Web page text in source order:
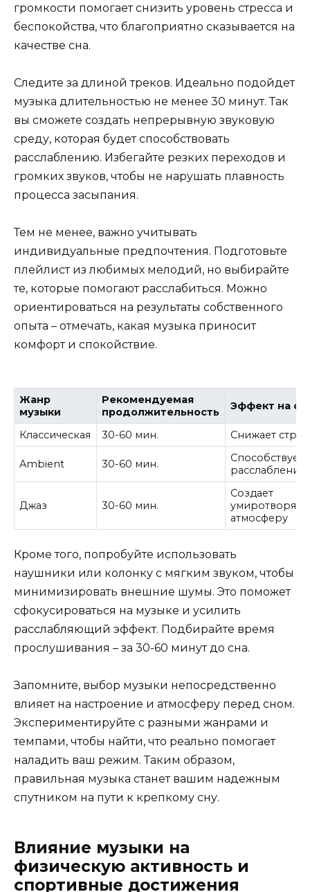
громкости помогает снизить уровень стресса и
беспокойства, что благоприятно сказывается на
качестве сна.
Следите за длиной треков. Идеально подойдет
музыка длительностью не менее 30 минут. Так
вы сможете создать непрерывную звуковую
среду, которая будет способствовать
расслаблению. Избегайте резких переходов и
громких звуков, чтобы не нарушать плавность
процесса засыпания.
Тем не менее, важно учитывать
индивидуальные предпочтения. Подготовьте
плейлист из любимых мелодий, но выбирайте
те, которые помогают расслабиться. Можно
ориентироваться на результаты собственного
опыта – отмечать, какая музыка приносит
комфорт и спокойствие.
Жанр
музыки
Рекомендуемая
продолжительность
Эффект на
Классическая 30-60 мин. Снижает
Ambient 30-60 мин.
Способствует
расслаблению
Джаз 30-60 мин.
Создает
атмосферу
Кроме того, попробуйте использовать
наушники или колонку с мягким звуком, чтобы
минимизировать внешние шумы. Это поможет
сфокусироваться на музыке и усилить
расслабляющий эффект. Подбирайте время
прослушивания – за 30-60 минут до сна.
Запомните, выбор музыки непосредственно
влияет на настроение и атмосферу перед сном.
Экспериментируйте с разными жанрами и
темпами, чтобы найти, что реально помогает
наладить ваш режим. Таким образом,
правильная музыка станет вашим надежным
спутником на пути к крепкому сну.
Влияние музыки на
физическую активность и
спортивные достижения